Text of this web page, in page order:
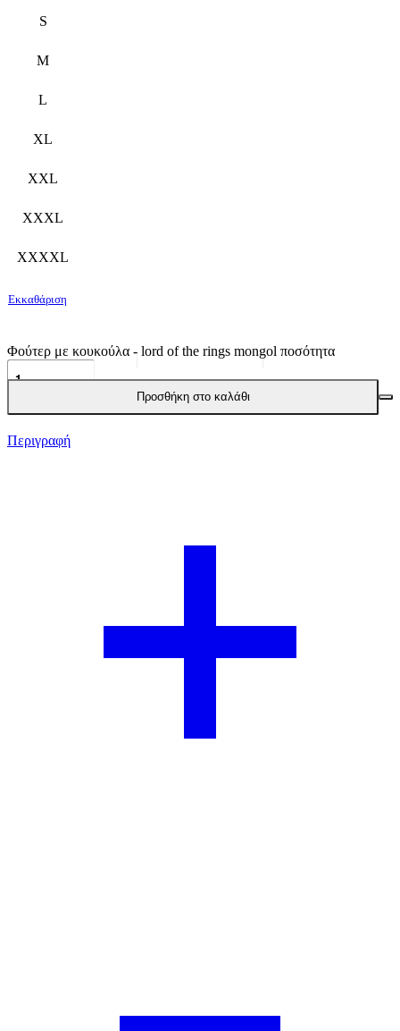
S
M
L
XL
XXL
XXXL
XXXXL
Εκκαθάριση
Φούτερ με κουκούλα - lord of the rings mongol ποσότητα
Προσθήκη στο καλάθι
Περιγραφή